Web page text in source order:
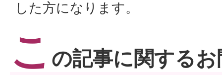
した方になります。
こ の記事に関する